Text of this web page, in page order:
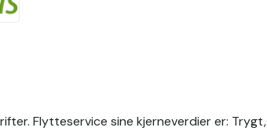
Flytteservice sine kjerneverdier er: Trygt,